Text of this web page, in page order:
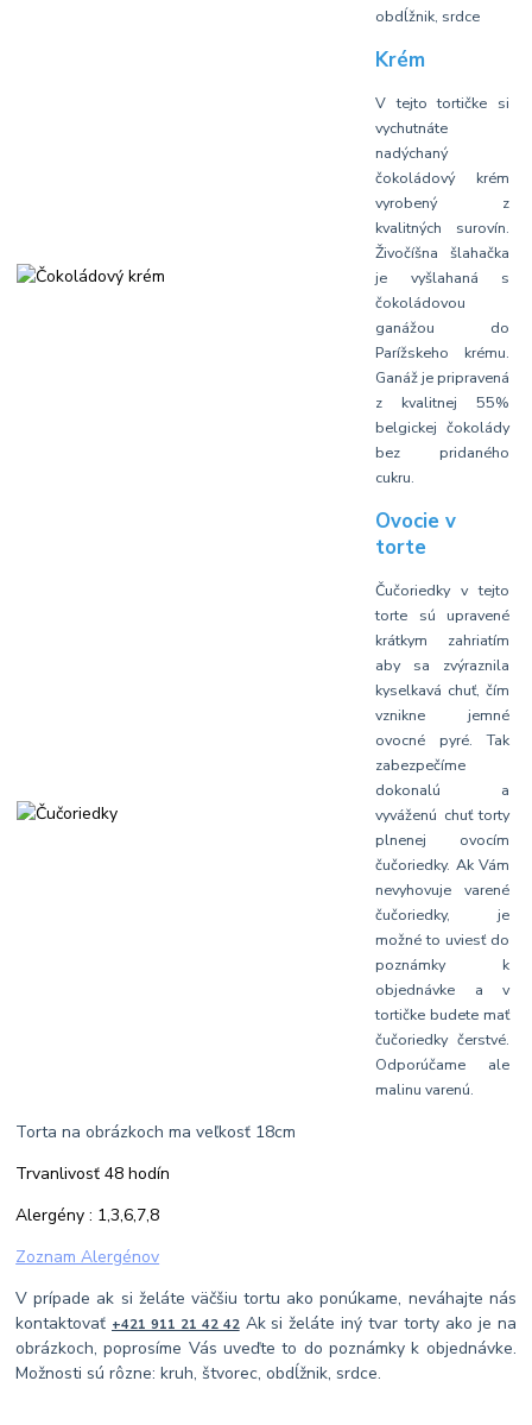
obdĺžnik, srdce
Krém
V tejto tortičke si
vychutnáte
nadýchaný
čokoládový krém
vyrobený z
kvalitných surovín.
Živočíšna šlahačka
je vyšlahaná s
čokoládovou
ganážou do
Parížskeho krému.
Ganáž je pripravená
z kvalitnej 55%
belgickej čokolády
bez pridaného
cukru.
Ovocie v
torte
Čučoriedky v tejto
torte sú upravené
krátkym zahriatím
aby sa zvýraznila
kyselkavá chuť, čím
vznikne jemné
ovocné pyré. Tak
zabezpečíme
dokonalú a
vyváženú chuť torty
plnenej ovocím
čučoriedky. Ak Vám
nevyhovuje varené
čučoriedky, je
možné to uviesť do
poznámky k
objednávke a v
tortičke budete mať
čučoriedky čerstvé.
Odporúčame ale
malinu varenú.
Torta na obrázkoch ma veľkosť 18cm
Trvanlivosť 48 hodín
Alergény : 1,3,6,7,8
Zoznam Alergénov
V prípade ak si želáte väčšiu tortu ako ponúkame, neváhajte nás
kontaktovať +421 911 21 42 42Ak si želáte iný tvar torty ako je na
obrázkoch, poprosíme Vás uveďte to do poznámky k objednávke.
Možnosti sú rôzne: kruh, štvorec, obdĺžnik, srdce.